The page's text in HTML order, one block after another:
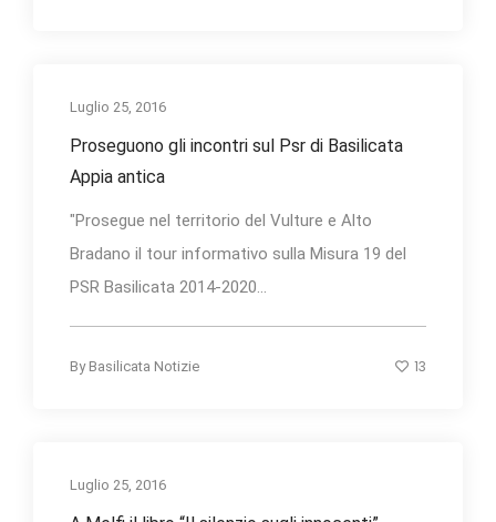
Luglio 25, 2016
Proseguono gli incontri sul Psr di Basilicata
Appia antica
"Prosegue nel territorio del Vulture e Alto
Bradano il tour informativo sulla Misura 19 del
PSR Basilicata 2014-2020...
By Basilicata Notizie 13
Luglio 25, 2016